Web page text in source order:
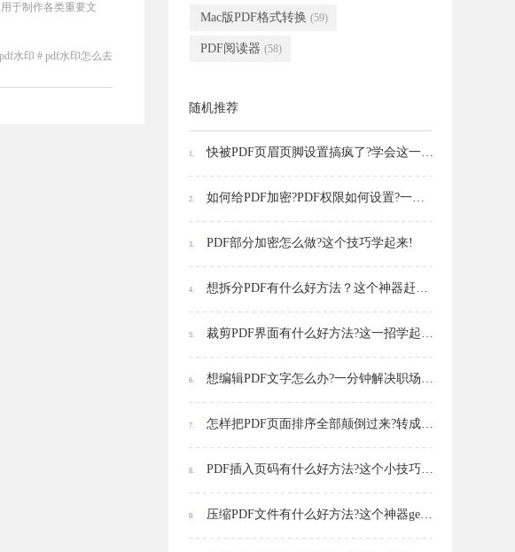
于制作各类重要文
水印 # pdf水印怎么去
Mac版PDF格式转换 (59)
PDF阅读器 (58)
随机推荐
1. 快被PDF页眉页脚设置搞疯了?学会这一招，和Word一样轻松!
2. 如何给PDF加密?PDF权限如何设置?一招就解决!
3. PDF部分加密怎么做?这个技巧学起来!
4. 想拆分PDF有什么好方法？这个神器赶紧拿下!
5. 裁剪PDF界面有什么好方法?这一招学起来!
6. 想编辑PDF文字怎么办?一分钟解决职场难题!
7. 怎样把PDF页面排序全部颠倒过来?转成word,一页页调再转回PDF,我天,你应该学学这个!
8. PDF插入页码有什么好方法?这个小技巧助你事半功倍!
9. 压缩PDF文件有什么好方法?这个神器get起来!